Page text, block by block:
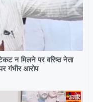
न मिलने पर वरिष्ठ नेता
गंभीर आरोप